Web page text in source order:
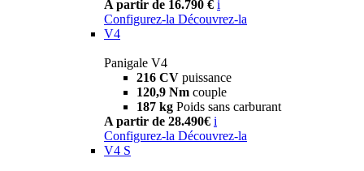
A partir de 16.790 € i
Configurez-la Découvrez-la
V4
Panigale V4
216 CV puissance
120,9 Nm couple
187 kg Poids sans carburant
A partir de 28.490€ i
Configurez-la Découvrez-la
V4 S